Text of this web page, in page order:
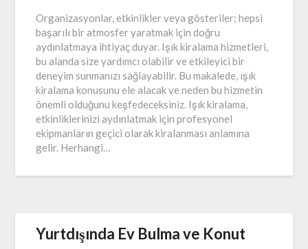
Organizasyonlar, etkinlikler veya gösteriler; hepsi
başarılı bir atmosfer yaratmak için doğru
aydınlatmaya ihtiyaç duyar. Işık kiralama hizmetleri,
bu alanda size yardımcı olabilir ve etkileyici bir
deneyim sunmanızı sağlayabilir. Bu makalede, ışık
kiralama konusunu ele alacak ve neden bu hizmetin
önemli olduğunu keşfedeceksiniz. Işık kiralama,
etkinliklerinizi aydınlatmak için profesyonel
ekipmanların geçici olarak kiralanması anlamına
gelir. Herhangi…
Yurtdışında Ev Bulma ve Konut